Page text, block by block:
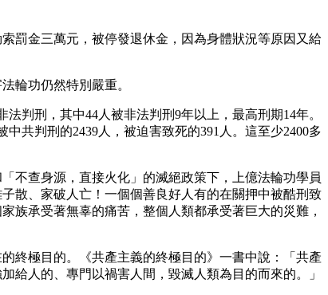
罰金三萬元，被停發退休金，因為身體狀況等原因又給
輪功仍然特別嚴重。
判刑，其中44人被非法判刑9年以上，最高刑期14年。
共判刑的2439人，被迫害致死的391人。這至少2400多
不查身源，直接火化」的滅絕政策下，上億法輪功學員
散、家破人亡！一個個善良好人有的在關押中被酷刑致
族承受著無辜的痛苦，整個人類都承受著巨大的災難，
終極目的。《共產主義的終極目的》一書中說：「共產
給人的、專門以禍害人間，毀滅人類為目的而來的。」